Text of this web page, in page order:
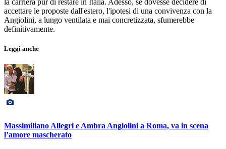
la carriera pur di restare in Italia. Adesso, se dovesse decidere di
accettare le proposte dall'estero, l'ipotesi di una convivenza con la
Angiolini, a lungo ventilata e mai concretizzata, sfumerebbe
definitivamente.
Leggi anche
Massimiliano Allegri e Ambra Angiolini a Roma, va in scena
l’amore mascherato